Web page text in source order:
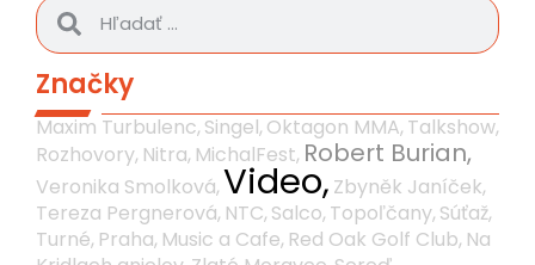
Značky
Maxim Turbulenc, Singel, Oktagon MMA, Talkshow,
Rozhovory, Nitra, MichalFest, Robert Burian,
Veronika Smolková,Video, Zbyněk Janíček,
Tereza Pergnerová, NTC, Salco, Topoľčany, Súťaž,
Turné, Praha, Music a Cafe, Red Oak Golf Club, Na